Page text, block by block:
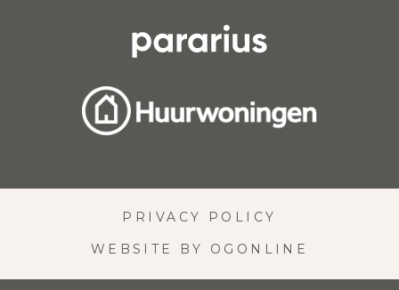
PRIVACY POLICY
WEBSITE BY OGONLINE